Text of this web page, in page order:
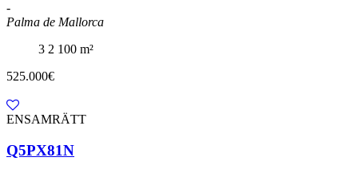
-
Palma de Mallorca
3 2 100 m²
525.000€
ENSAMRÄTT
Q5PX81N